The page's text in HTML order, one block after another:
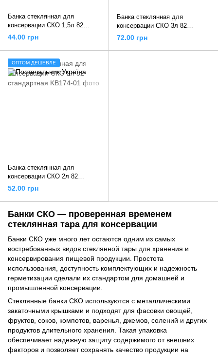
Банка стеклянная для
консервации СКО 1,5л 82
стандартная
44.00 грн
Банка стеклянная для
консервации СКО 3л 82
стандартная
72.00 грн
ОПТОМ ДЕШЕВЛЕ
Банка стеклянная для
консервации СКО 2л 82
стандартная
52.00 грн
Банки СКО — проверенная временем
стеклянная тара для консервации
Банки СКО уже много лет остаются одним из самых
востребованных видов стеклянной тары для хранения и
консервирования пищевой продукции. Простота
использования, доступность комплектующих и надежность
герметизации сделали их стандартом для домашней и
промышленной консервации.
Стеклянные банки СКО используются с металлическими
закаточными крышками и подходят для фасовки овощей,
фруктов, соков, компотов, варенья, джемов, солений и других
продуктов длительного хранения. Такая упаковка
обеспечивает надежную защиту содержимого от внешних
факторов и позволяет сохранять качество продукции на